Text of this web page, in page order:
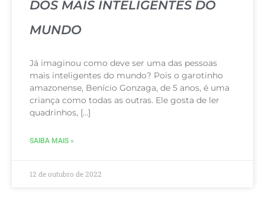
DOS MAIS INTELIGENTES DO
MUNDO
Já imaginou como deve ser uma das pessoas
mais inteligentes do mundo? Pois o garotinho
amazonense, Benício Gonzaga, de 5 anos, é uma
criança como todas as outras. Ele gosta de ler
quadrinhos, […]
SAIBA MAIS »
12 de outubro de 2022